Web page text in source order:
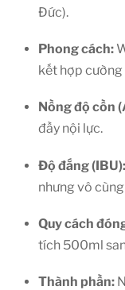
Đức).
Phong cách:
kết hợp
Nồng độ cồn
đầy nội lực.
Độ đắng (IBU):
nhưng vô
Quy cách
tích 500ml
Thành phần: